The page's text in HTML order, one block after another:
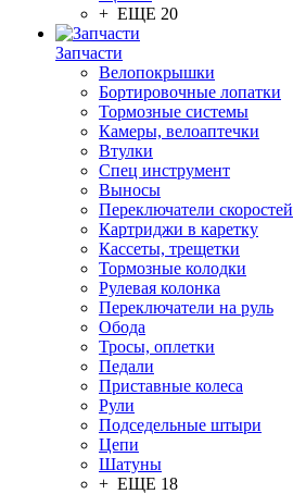
+ ЕЩЕ 20
Запчасти
Велопокрышки
Бортировочные лопатки
Тормозные системы
Камеры, велоаптечки
Втулки
Спец инструмент
Выносы
Переключатели скоростей
Картриджи в каретку
Кассеты, трещетки
Тормозные колодки
Рулевая колонка
Переключатели на руль
Обода
Тросы, оплетки
Педали
Приставные колеса
Рули
Подседельные штыри
Цепи
Шатуны
+ ЕЩЕ 18